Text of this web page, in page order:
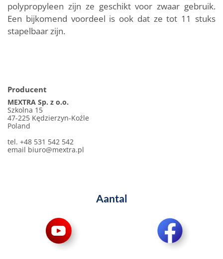
polypropyleen zijn ze geschikt voor zwaar gebruik.
Een bijkomend voordeel is ook dat ze tot 11 stuks
stapelbaar zijn.
Producent
MEXTRA Sp. z o.o.
Szkolna 15
47-225 Kędzierzyn-Koźle
Poland
tel. +48 531 542 542
email biuro@mextra.pl
Aantal